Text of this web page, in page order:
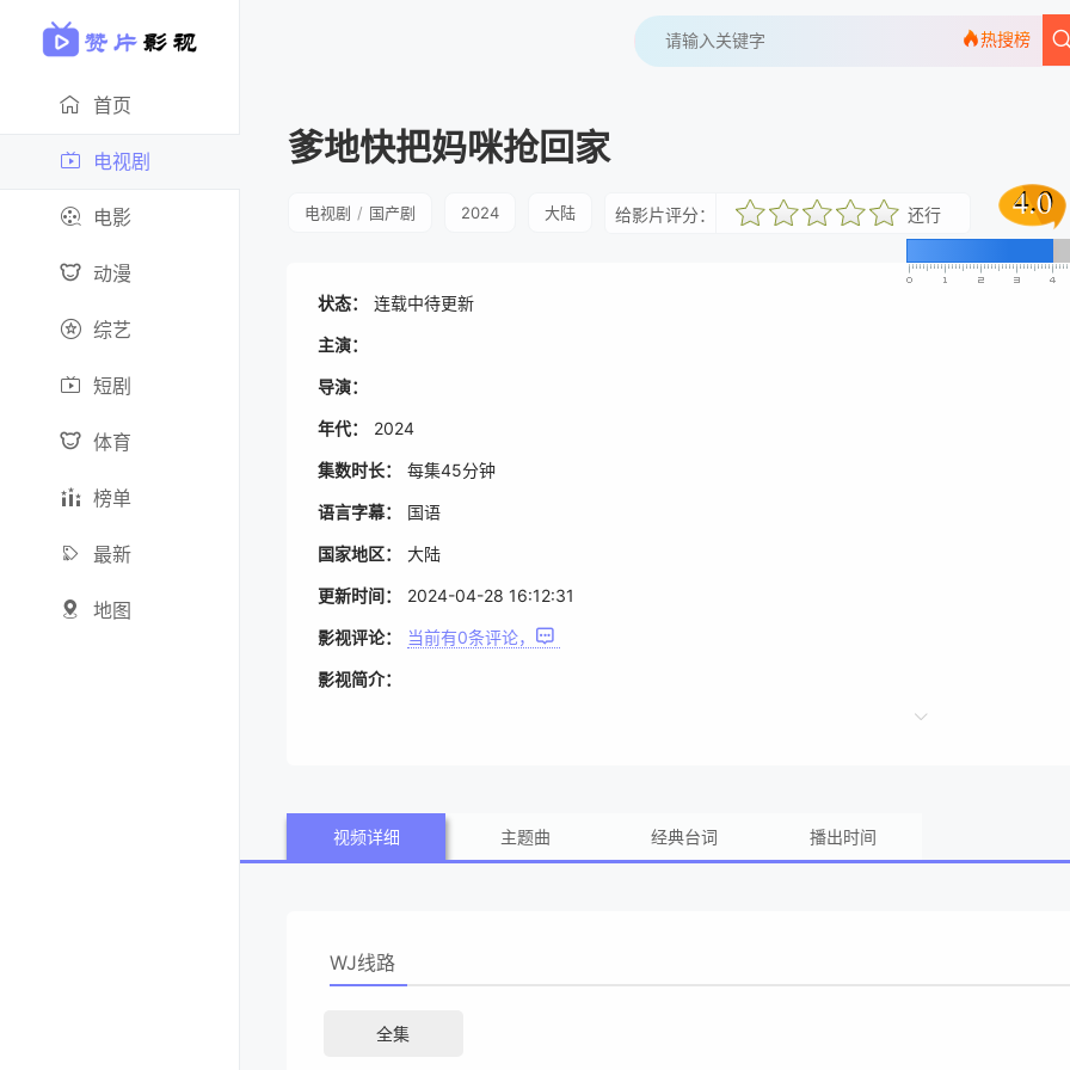
首页
电视剧
电影
动漫
综艺
短剧
体育
榜单
最新
地图
热搜榜
4.0
4.0
爹地快把妈咪抢回家
电视剧 / 国产剧 2024 大陆 给影片评分：
很差较差还行 推荐力荐 还行
状态： 连载中待更新
主演：
导演：
年代： 2024
集数时长： 每集45分钟
语言字幕： 国语
国家地区： 大陆
更新时间： 2024-04-28 16:12:31
影视评论： 当前有0条评论，
影视简介：
视频详细 主题曲 经典台词 播出时间
WJ线路
全集